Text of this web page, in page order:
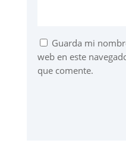
Guarda mi
web en este
que comente.